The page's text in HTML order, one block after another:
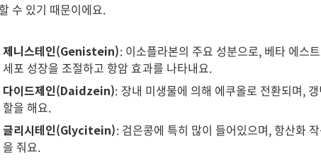
수 있기 때문이에요.
제니스테인(Genistein): 이소플라본의 주요 성분으로, 베타 에스
세포 성장을 조절하고 항암 효과를 나타내요.
다이드제인(Daidzein): 장내 미생물에 의해 에쿠올로 전환되며,
할을 해요.
글리시테인(Glycitein): 검은콩에 특히 많이 들어있으며, 항산화
을 줘요.